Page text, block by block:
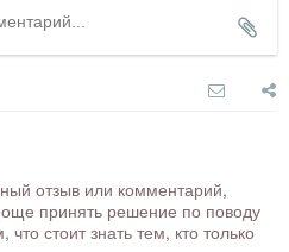
отзыв или комментарий,
принять решение по поводу
стоит знать тем, кто только